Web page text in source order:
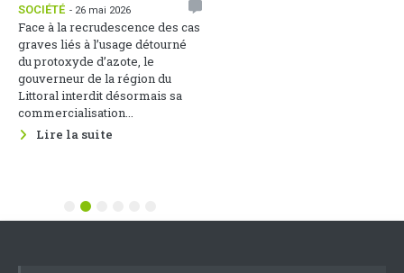
SOCIÉTÉ - 26 mai 2026
Face à la recrudescence des cas
graves liés à l’usage détourné
du protoxyde d’azote, le
gouverneur de la région du
Littoral interdit désormais sa
commercialisation...
Lire la suite
5